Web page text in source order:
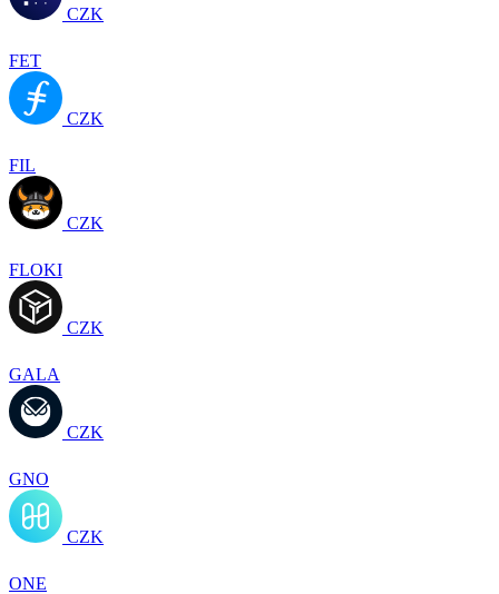
CZK
FET
CZK
FIL
CZK
FLOKI
CZK
GALA
CZK
GNO
CZK
ONE